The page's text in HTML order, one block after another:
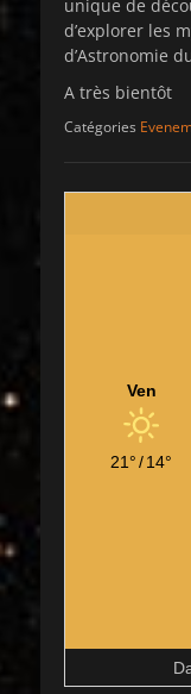
unique de
d’explorer les
d’Astronomie
A très bientôt
Catégories
Ven
21°/14°